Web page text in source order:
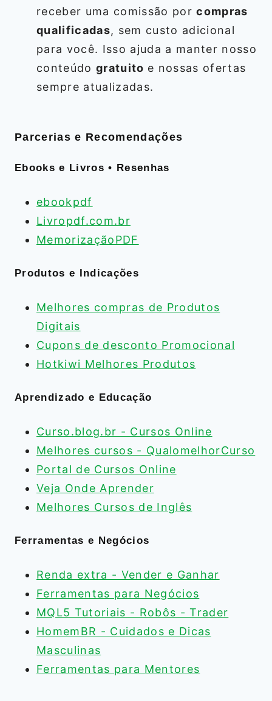
receber uma comissão porcompras
qualificadas, sem custo adicional
para você. Isso ajuda a manter nosso
conteúdo gratuito e nossas ofertas
sempre atualizadas.
Parcerias e Recomendações
Ebooks e Livros • Resenhas
ebookpdf
Livropdf.com.br
MemorizaçãoPDF
Produtos e Indicações
Melhores compras de Produtos
Digitais
Cupons de desconto Promocional
Hotkiwi Melhores Produtos
Aprendizado e Educação
Curso.blog.br - Cursos Online
Melhores cursos - QualomelhorCurso
Portal de Cursos Online
Veja Onde Aprender
Melhores Cursos de Inglês
Ferramentas e Negócios
Renda extra - Vender e Ganhar
Ferramentas para Negócios
MQL5 Tutoriais - Robôs - Trader
HomemBR - Cuidados e Dicas
Masculinas
Ferramentas para Mentores